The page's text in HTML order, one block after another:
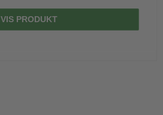
VIS PRODUKT